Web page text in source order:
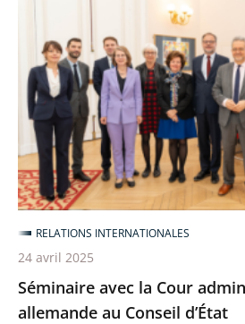
Cour
administrative
fédérale
allemande
au
Conseil
d’État
Séminaire avec la Cour
allemande au Conseil d’État
RELATIONS INTERNATIONALES
24 avril 2025